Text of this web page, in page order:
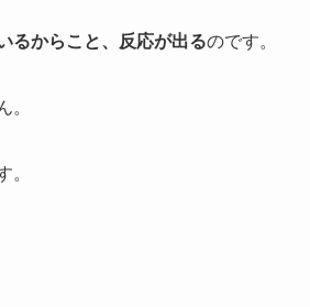
るからこと、反応が出るのです。
。
。